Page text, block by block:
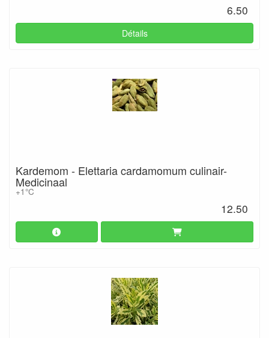
6.50
Détails
Kardemom - Elettaria cardamomum culinair-
Medicinaal
+1°C
12.50